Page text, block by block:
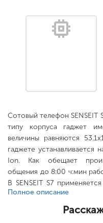
Сотовый телефон SENSEIT
типу корпуса гаджет
величины равняются
гаджете устанавливается
Ion. Как обещает
общения до 8:00 ч:мин
В SENSEIT S7
176x220...
Полное описание